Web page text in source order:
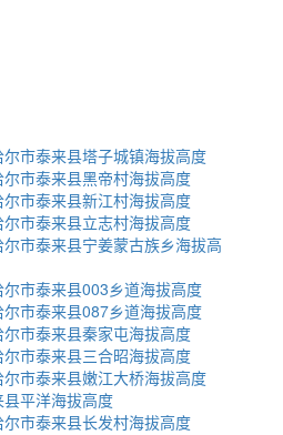
市泰来县塔子城镇海拔高度
市泰来县黑帝村海拔高度
市泰来县新江村海拔高度
市泰来县立志村海拔高度
市泰来县宁姜蒙古族乡海拔高
市泰来县003乡道海拔高度
市泰来县087乡道海拔高度
市泰来县秦家屯海拔高度
市泰来县三合昭海拔高度
市泰来县嫩江大桥海拔高度
平洋海拔高度
市泰来县长发村海拔高度